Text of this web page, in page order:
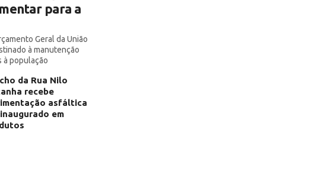
para a
Geral da União
à manutenção
à população
da Rua Nilo
recebe
asfáltica
em